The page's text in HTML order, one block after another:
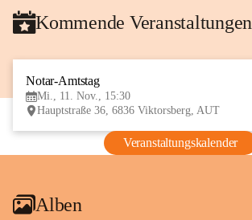
Kommende Veranstaltungen
Notar-Amtstag
Mi., 11. Nov., 15:30
Hauptstraße 36, 6836 Viktorsberg, AUT
Veranstaltungskalender
Alben